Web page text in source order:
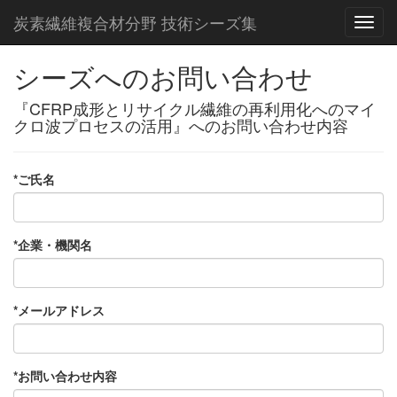
炭素繊維複合材分野 技術シーズ集
シーズへのお問い合わせ
『CFRP成形とリサイクル繊維の再利用化へのマイ
クロ波プロセスの活用』へのお問い合わせ内容
*ご氏名
*企業・機関名
*メールアドレス
*お問い合わせ内容